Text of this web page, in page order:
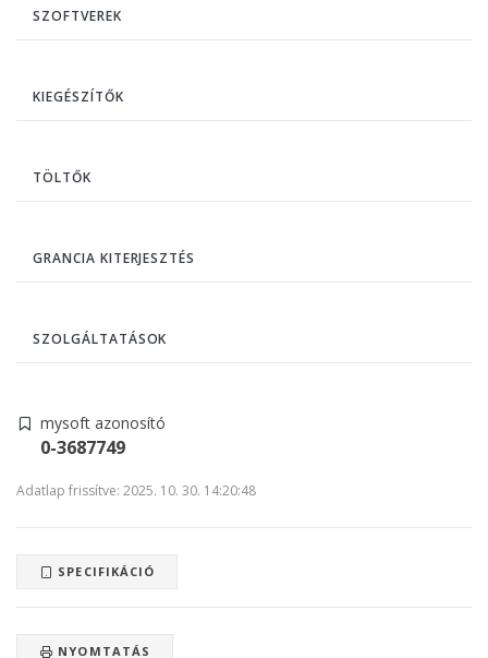
SZOFTVEREK
KIEGÉSZÍTŐK
TÖLTŐK
GRANCIA KITERJESZTÉS
SZOLGÁLTATÁSOK
mysoft azonosító
0-3687749
Adatlap frissítve: 2025. 10. 30. 14:20:48
SPECIFIKÁCIÓ
NYOMTATÁS